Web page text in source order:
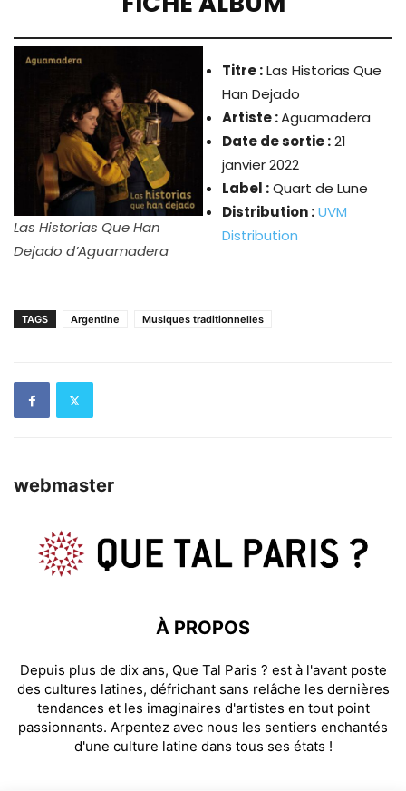
Las Historias Que Han
Dejado d’Aguamadera
Titre :Las Historias Que
Han Dejado
Artiste :Aguamadera
Date de sortie :21
janvier 2022
Label :Quart de Lune
Distribution :UVM
Distribution
TAGS Argentine Musiques traditionnelles
webmaster
À PROPOS
Depuis plus de dix ans, Que Tal Paris ? est à l'avant poste
des cultures latines, défrichant sans relâche les dernières
tendances et les imaginaires d'artistes en tout point
passionnants. Arpentez avec nous les sentiers enchantés
d'une culture latine dans tous ses états !